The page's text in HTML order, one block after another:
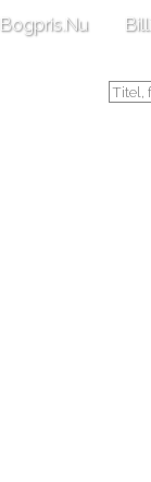
Bogpris.Nu